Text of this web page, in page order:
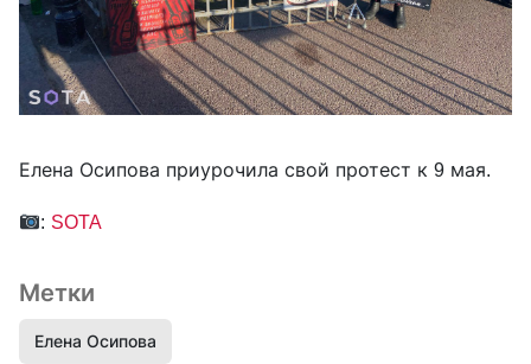
Елена Осипова приурочила свой протест к 9 мая.
: SOTA
Метки
Елена Осипова